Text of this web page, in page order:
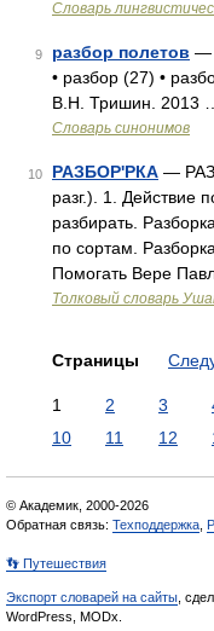
Словарь
9 разбор полетов —
• разбор (27) •
В.Н. Тришин. 2013 …
Словарь синонимов
10 РАЗБОР'РКА —
разг.). 1. Действие
разбирать.
по сортам.
Помогать Вере
Толковый словарь
Страницы
1 2 3
10
11 12
© Академик, 2000-2026
Обратная связь: Техподдержка
👣 Путешествия
Экспорт словарей на сайты ,
WordPress, MODx.